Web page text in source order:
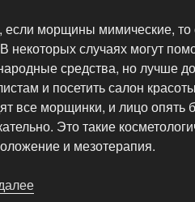
если морщины мимические, то
некоторых случаях могут
средства, но лучше
и посетить салон
все морщинки, и лицо опять
Это такие
и мезотерапия.